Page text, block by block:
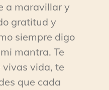
a maravillar y
gratitud y
siempre digo
mantra. Te
vivas vida, te
que cada